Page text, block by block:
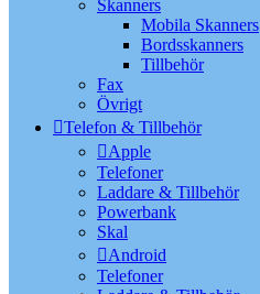
Skanners
Mobila Skanners
Bordsskanners
Tillbehör
Fax
Övrigt
Telefon & Tillbehör
Apple
Telefoner
Laddare & Tillbehör
Powerbank
Skal
Android
Telefoner